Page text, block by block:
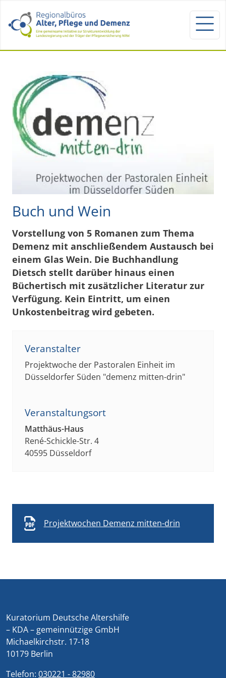
Buch und Wein
Vorstellung von 5 Romanen zum Thema
Demenz mit anschließendem Austausch bei
einem Glas Wein. Die Buchhandlung
Dietsch stellt darüber hinaus einen
Büchertisch mit zusätzlicher Literatur zur
Verfügung. Kein Eintritt, um einen
Unkostenbeitrag wird gebeten.
Veranstalter
Projektwoche der Pastoralen Einheit im
Düsseldorfer Süden "demenz mitten-drin"
Veranstaltungsort
Matthäus-Haus
René-Schickle-Str. 4
40595 Düsseldorf
Projektwochen Demenz mitten-drin
Kuratorium Deutsche Altershilfe
– KDA – gemeinnützige GmbH
Michaelkirchstr. 17-18
10179 Berlin
Telefon: 030221 - 82980